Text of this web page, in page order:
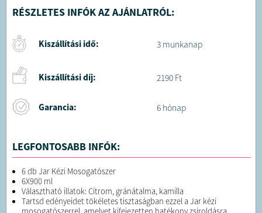
RÉSZLETES INFÓK AZ AJÁNLATRÓL:
Kiszállítási idő: 3 munkanap
Kiszállítási díj: 2190 Ft
Garancia: 6 hónap
LEGFONTOSABB INFÓK:
6 db Jar Kézi Mosogatószer
6X900 ml
Választható illatok: Citrom, gránátalma, kamilla
Tartsd edényeidet tökéletes tisztaságban ezzel a Jar kézi